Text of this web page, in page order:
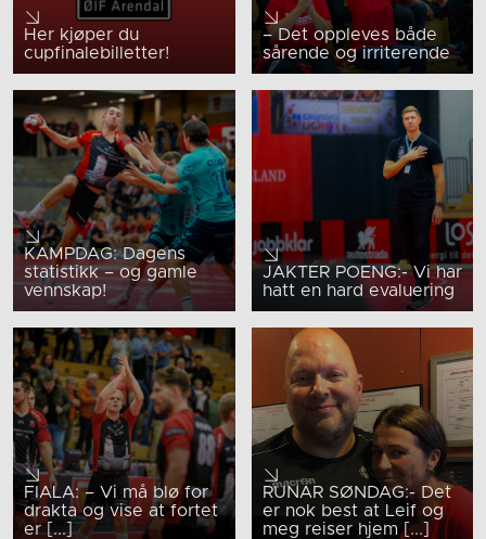
Her kjøper du
cupfinalebilletter!
– Det oppleves både
sårende og irriterende
KAMPDAG: Dagens
statistikk – og gamle
vennskap!
JAKTER POENG:- Vi har
hatt en hard evaluering
FIALA: – Vi må blø for
drakta og vise at fortet
er [...]
RUNAR SØNDAG:- Det
er nok best at Leif og
meg reiser hjem [...]